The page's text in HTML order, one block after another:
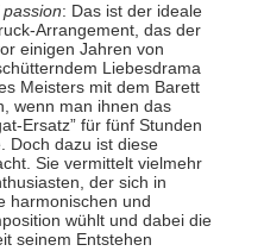
: Das ist der ideale
Arrangement, das der
einigen Jahren von
Liebesdrama
Meisters mit dem Barett
wenn man ihnen das
Ersatz” für fünf Stunden
Doch dazu ist diese
Sie vermittelt vielmehr
der sich in
harmonischen und
wühlt und dabei die
seinem Entstehen